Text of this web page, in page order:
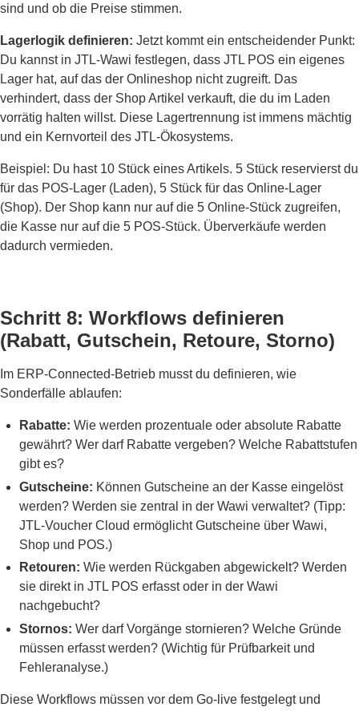
sind und ob die Preise stimmen.
Lagerlogik definieren: Jetzt kommt ein entscheidender Punkt:
Du kannst in JTL-Wawi festlegen, dass JTL POS ein eigenes
Lager hat, auf das der Onlineshop nicht zugreift. Das
verhindert, dass der Shop Artikel verkauft, die du im Laden
vorrätig halten willst. Diese Lagertrennung ist immens mächtig
und ein Kernvorteil des JTL-Ökosystems.
Beispiel: Du hast 10 Stück eines Artikels. 5 Stück reservierst du
für das POS-Lager (Laden), 5 Stück für das Online-Lager
(Shop). Der Shop kann nur auf die 5 Online-Stück zugreifen,
die Kasse nur auf die 5 POS-Stück. Überverkäufe werden
dadurch vermieden.
Schritt 8: Workflows definieren
(Rabatt, Gutschein, Retoure, Storno)
Im ERP-Connected-Betrieb musst du definieren, wie
Sonderfälle ablaufen:
Rabatte: Wie werden prozentuale oder absolute Rabatte
gewährt? Wer darf Rabatte vergeben? Welche Rabattstufen
gibt es?
Gutscheine: Können Gutscheine an der Kasse eingelöst
werden? Werden sie zentral in der Wawi verwaltet? (Tipp:
JTL-Voucher Cloud ermöglicht Gutscheine über Wawi,
Shop und POS.)
Retouren: Wie werden Rückgaben abgewickelt? Werden
sie direkt in JTL POS erfasst oder in der Wawi
nachgebucht?
Stornos: Wer darf Vorgänge stornieren? Welche Gründe
müssen erfasst werden? (Wichtig für Prüfbarkeit und
Fehleranalyse.)
Diese Workflows müssen vor dem Go-live festgelegt und